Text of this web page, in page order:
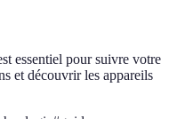
essentiel pour suivre votre
et découvrir les appareils